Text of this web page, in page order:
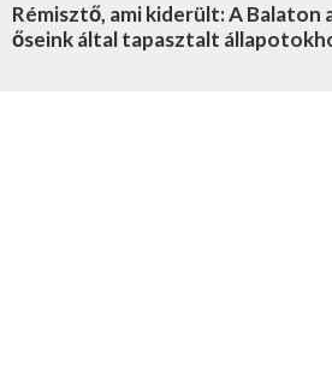
Rémisztő, ami kiderült: A Balaton
őseink által tapasztalt